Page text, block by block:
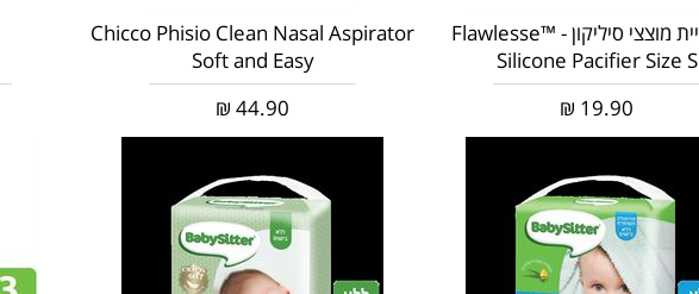
שלישיית מוצצי סיליקון - Flawlesse™
Silicone Pacifier Size S
19.90
₪
Chicco Phisio Clean Nasal Aspirator
Soft and Easy
44.90
₪